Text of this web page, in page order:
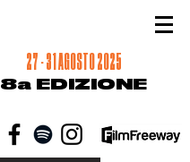
27 - 31 AGOSTO 2025
8a EDIZIONE